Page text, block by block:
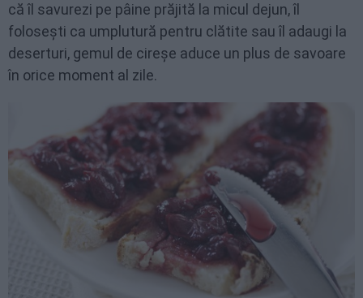
că îl savurezi pe pâine prăjită la micul dejun, îl
folosești ca umplutură pentru clătite sau îl adaugi la
deserturi, gemul de cireșe aduce un plus de savoare
în orice moment al zile.